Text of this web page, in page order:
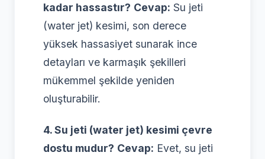
kadar hassastır? Cevap: Su jeti
(water jet) kesimi, son derece
yüksek hassasiyet sunarak ince
detayları ve karmaşık şekilleri
mükemmel şekilde yeniden
oluşturabilir.
4. Su jeti (water jet) kesimi çevre
dostu mudur? Cevap: Evet, su jeti